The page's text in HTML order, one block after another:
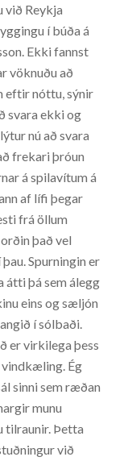
við Reykja
í búða á
Ekki fannst
vöknuðu að
eftir nóttu, sýnir
svara ekki og
nú að svara
frekari þróun
á spilavítum á
af lífi þegar
frá öllum
það vel
Spurningin er
átti þá sem álegg
eins og sæljón
í sólbaði.
er virkilega þess
vindkæling. Ég
sinni sem ræðan
munu
tilraunir. Þetta
við